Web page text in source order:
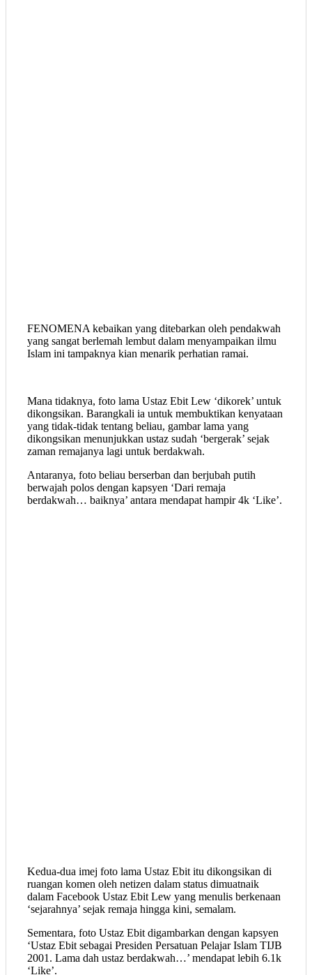
FENOMENA kebaikan yang ditebarkan oleh pendakwah
yang sangat berlemah lembut dalam menyampaikan ilmu
Islam ini tampaknya kian menarik perhatian ramai.
Mana tidaknya, foto lama Ustaz Ebit Lew ‘dikorek’ untuk
dikongsikan. Barangkali ia untuk membuktikan kenyataan
yang tidak-tidak tentang beliau, gambar lama yang
dikongsikan menunjukkan ustaz sudah ‘bergerak’ sejak
zaman remajanya lagi untuk berdakwah.
Antaranya, foto beliau berserban dan berjubah putih
berwajah polos dengan kapsyen ‘Dari remaja
berdakwah… baiknya’ antara mendapat hampir 4k ‘Like’.
Kedua-dua imej foto lama Ustaz Ebit itu dikongsikan di
ruangan komen oleh netizen dalam status dimuatnaik
dalam Facebook Ustaz Ebit Lew yang menulis berkenaan
‘sejarahnya’ sejak remaja hingga kini, semalam.
Sementara, foto Ustaz Ebit digambarkan dengan kapsyen
‘Ustaz Ebit sebagai Presiden Persatuan Pelajar Islam TIJB
2001. Lama dah ustaz berdakwah…’ mendapat lebih 6.1k
‘Like’.